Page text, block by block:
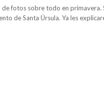
fotos sobre todo en
de Santa Úrsula. Ya les